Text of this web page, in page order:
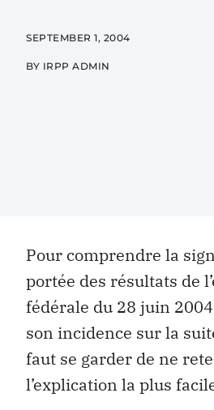
SEPTEMBER 1, 2004
BY IRPP ADMIN
Pour comprendre la
portée des résultats de
fédérale du 28 juin
son incidence sur la
faut se garder de ne
l’explication la plus